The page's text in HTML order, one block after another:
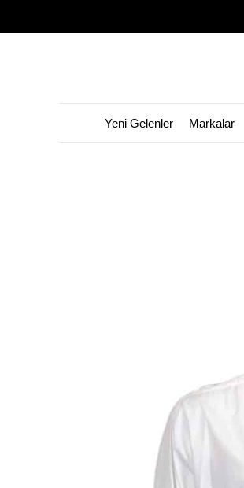
Yeni Gelenler Markalar